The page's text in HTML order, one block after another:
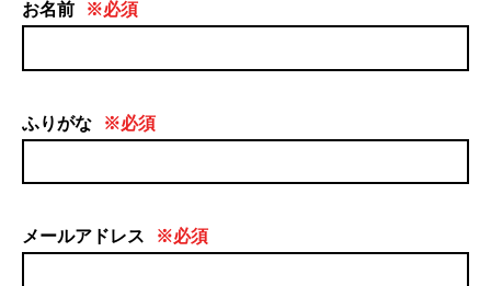
お名前 ※必須
ふりがな ※必須
メールアドレス ※必須